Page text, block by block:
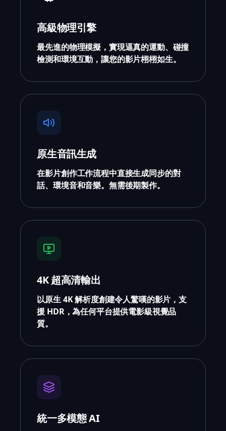
高級物理引擎
最先進的物理模擬，實現逼真的運動、碰撞
檢測和環境互動，讓您的影片栩栩如生。
原生音訊生成
在影片創作工作流程中直接生成同步的對
話、環境音和音樂。無需後期製作。
4K 超高清輸出
以原生 4K 解析度創建令人驚嘆的影片，支
援 HDR，為任何平台提供電影級視覺品
質。
統一多模態 AI